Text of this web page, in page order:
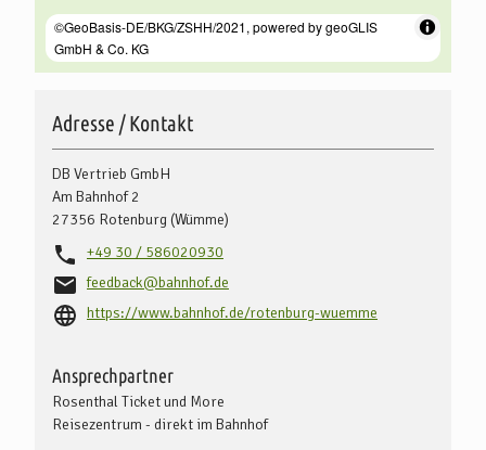
Adresse / Kontakt
DB Vertrieb GmbH
Am Bahnhof 2
27356 Rotenburg (Wümme)
+49 30 / 586020930
feedback@bahnhof.de
https://www.bahnhof.de/rotenburg-wuemme
Ansprechpartner
Rosenthal Ticket und More
Reisezentrum - direkt im Bahnhof